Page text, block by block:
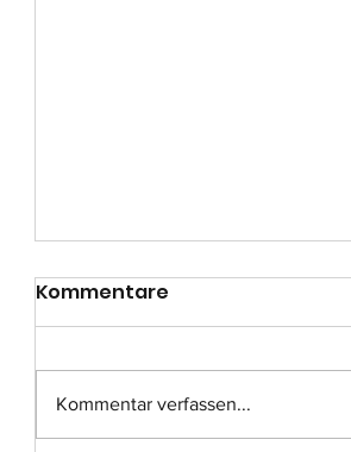
Einsatz-Nr.: 057
Kommentare
Kommentar verfassen...